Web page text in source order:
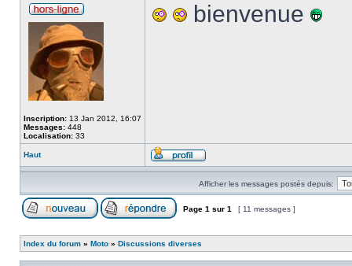
Inscription: 13 Jan 2012, 16:07
Messages: 448
Localisation: 33
bienvenue
Haut
Afficher les messages postés depuis:
Page 1 sur 1 [ 11 messages ]
Index du forum » Moto » Discussions diverses